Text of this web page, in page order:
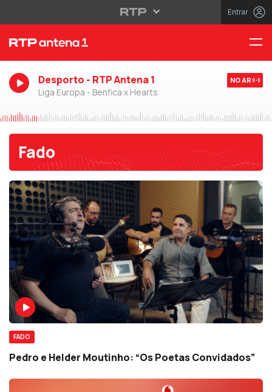
Entrar
Desporto - RTP Antena 1
Liga Europa - Benfica x Hearts
NO AR
Fado
FADO
Pedro e Helder Moutinho: “Os Poetas Convidados”